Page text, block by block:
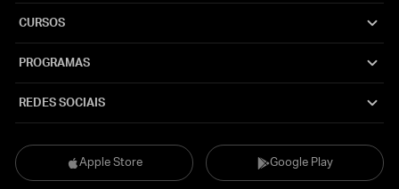
Apple Store Google Play
CURSOS
PROGRAMAS
REDES SOCIAIS